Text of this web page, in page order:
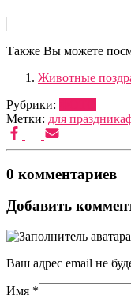
Также Вы можете
Животные
Рубрики:
Метки: для праздника
0 комментариев
Добавить
Ваш адрес email не
Имя *